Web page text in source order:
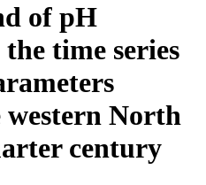
of pH
time series
western North
century